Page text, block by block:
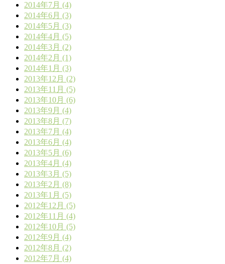
2014年7月 (4)
2014年6月 (3)
2014年5月 (3)
2014年4月 (5)
2014年3月 (2)
2014年2月 (1)
2014年1月 (3)
2013年12月 (2)
2013年11月 (5)
2013年10月 (6)
2013年9月 (4)
2013年8月 (7)
2013年7月 (4)
2013年6月 (4)
2013年5月 (6)
2013年4月 (4)
2013年3月 (5)
2013年2月 (8)
2013年1月 (5)
2012年12月 (5)
2012年11月 (4)
2012年10月 (5)
2012年9月 (4)
2012年8月 (2)
2012年7月 (4)